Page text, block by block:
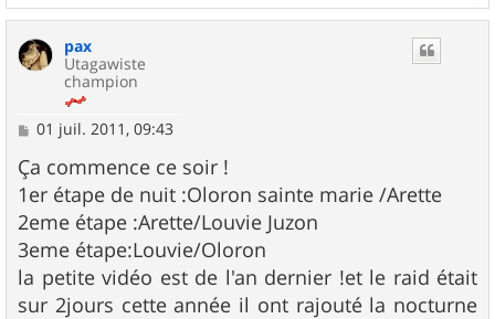
a
pax
Utagawiste
champion
M
s
s
a
g
e
01 juil. 2011, 09:43
Ça commence ce soir !
1er étape de nuit :Oloron sainte marie /Arette
2eme étape :Arette/Louvie Juzon
3eme étape:Louvie/Oloron
la petite vidéo est de l'an dernier !et le raid était
sur 2jours cette année il ont rajouté la nocturne